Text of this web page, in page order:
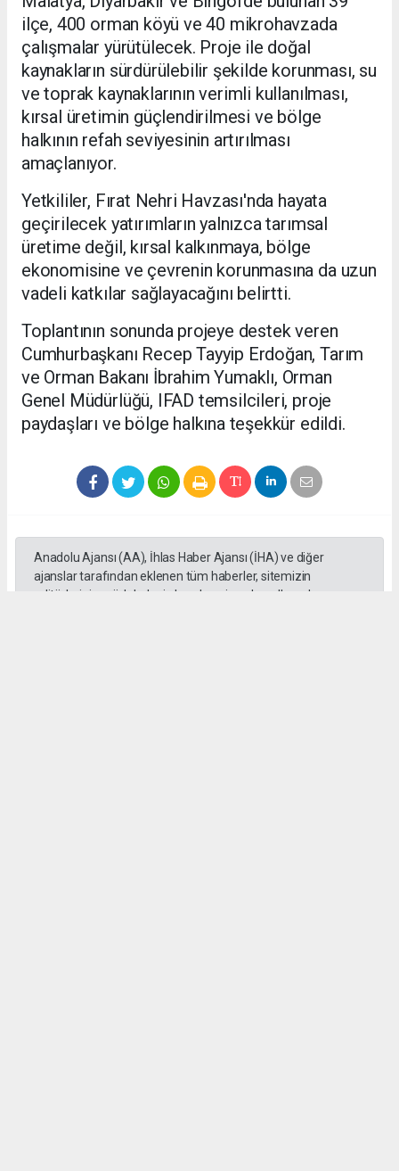
ilçe, 400 orman köyü ve 40 mikrohavzada
çalışmalar yürütülecek. Proje ile doğal
kaynakların sürdürülebilir şekilde korunması, su
ve toprak kaynaklarının verimli kullanılması,
kırsal üretimin güçlendirilmesi ve bölge
halkının refah seviyesinin artırılması
amaçlanıyor.
Yetkililer, Fırat Nehri Havzası'nda hayata
geçirilecek yatırımların yalnızca tarımsal
üretime değil, kırsal kalkınmaya, bölge
ekonomisine ve çevrenin korunmasına da uzun
vadeli katkılar sağlayacağını belirtti.
Toplantının sonunda projeye destek veren
Cumhurbaşkanı Recep Tayyip Erdoğan, Tarım
ve Orman Bakanı İbrahim Yumaklı, Orman
Genel Müdürlüğü, IFAD temsilcileri, proje
paydaşları ve bölge halkına teşekkür edildi.
Anadolu Ajansı (AA), İhlas Haber Ajansı (İHA) ve diğer
ajanslar tarafından eklenen tüm haberler, sitemizin
editörlerinin müdahalesi olmadan ajans kanallarından